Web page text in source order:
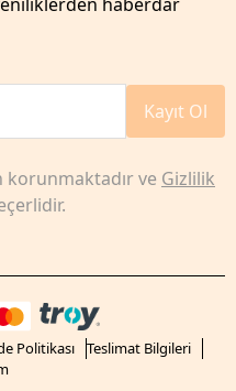
Kayıt Ol
korunmaktadır ve Gizlilik
Politikası
Teslimat Bilgileri